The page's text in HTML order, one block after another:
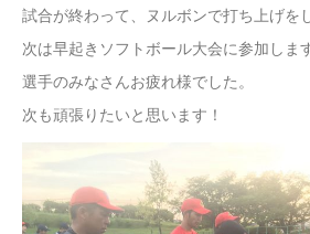
試合が終わって、ヌルボンで打ち上げを
次は早起きソフトボール大会に参加します
選手のみなさんお疲れ様でした。
次も頑張りたいと思います！